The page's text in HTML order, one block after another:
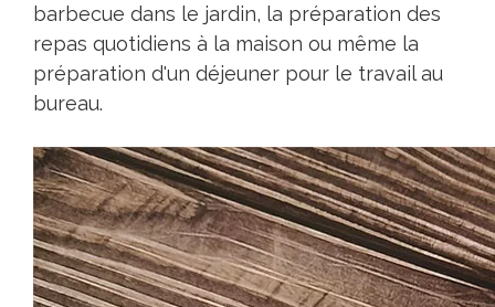
barbecue dans le jardin, la préparation des
repas quotidiens à la maison ou même la
préparation d'un déjeuner pour le travail au
bureau.